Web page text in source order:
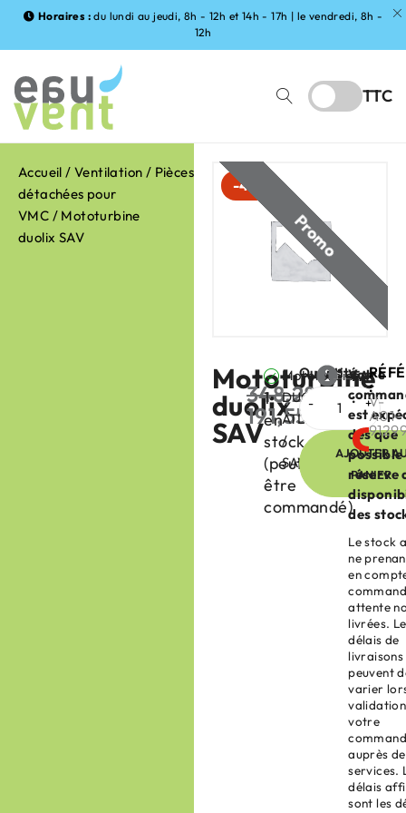
Horaires : du lundi au jeudi, 8h - 12h et 14h - 17h | le vendredi, 8h -
12h
TTC
Accueil /Ventilation / Pièces
détachées pour
VMC / Mototurbine
duolix SAV
-45%
Mototurbine
duolix
SAV
348,28€
191,55
HT
1
en
stock
(peut
être
commandé)
Mototurbine
DUOLIX
ATLANTIC
/
SAV
Quantité
AJOUTER
PANIER
Votre
est
dès que
possible
réserve
des
Le stock
ne
en
attente
livrées.
délais de
livraisons
peuvent
varier
votre
auprès
services.
délais
sont les
:
:
V-
A01-